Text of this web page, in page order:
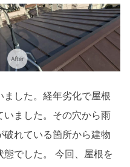
ました。経年劣化で屋根
いました。その穴から雨
れている箇所から建物
でした。 今回、屋根を